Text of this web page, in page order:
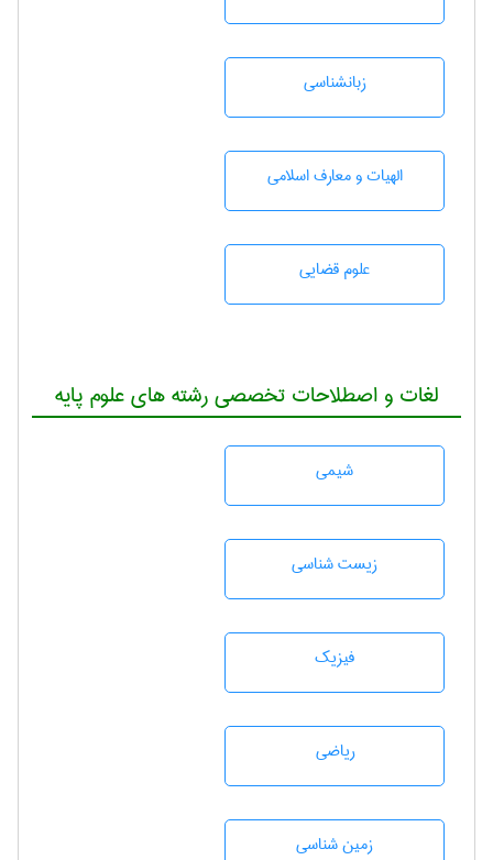
زبانشناسی
الهیات و معارف اسلامی
علوم قضایی
لغات و اصطلاحات تخصصی رشته های علوم پایه
شيمی
زيست شناسی
فیزیک
رياضی
زمين شناسی